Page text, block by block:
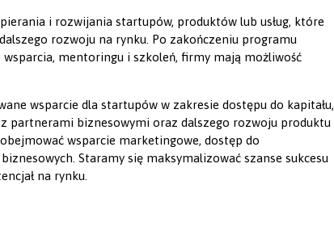
i rozwijania startupów, produktów lub usług, które
rozwoju na rynku. Po zakończeniu programu
mentoringu i szkoleń, firmy mają możliwość
wsparcie dla startupów w zakresie dostępu do kapitału,
partnerami biznesowymi oraz dalszego rozwoju produktu
wsparcie marketingowe, dostęp do
Staramy się maksymalizować szanse sukcesu
na rynku.